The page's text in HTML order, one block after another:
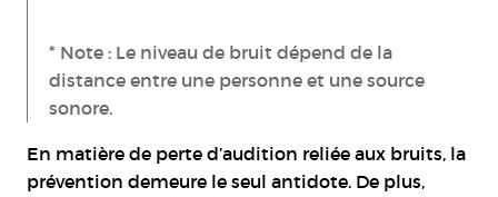
* Note : Le niveau de bruit dépend de la
distance entre une personne et une source
sonore.
En matière de perte d’audition reliée aux bruits, la
prévention demeure le seul antidote. De plus,